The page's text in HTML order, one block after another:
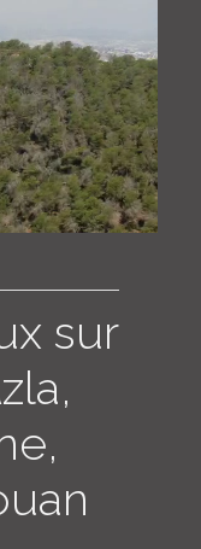
CARTE
LOGIN
ENGLISH
sur